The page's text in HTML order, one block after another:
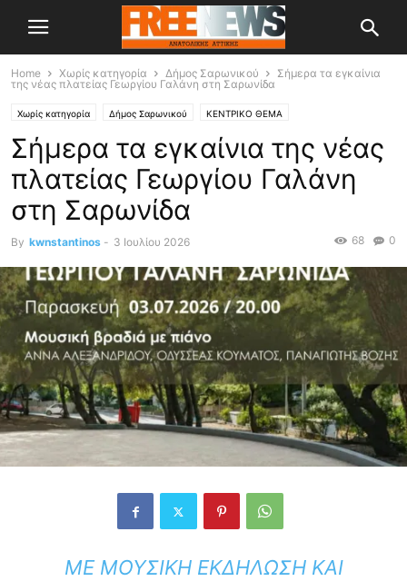
Home Χωρίς κατηγορία Δήμος Σαρωνικού
Σήμερα τα εγκαίνια
της νέας πλατείας Γεωργίου Γαλάνη στη Σαρωνίδα
Χωρίς κατηγορία Δήμος Σαρωνικού ΚΕΝΤΡΙΚΟ ΘΕΜΑ
Σήμερα τα εγκαίνια της νέας
πλατείας Γεωργίου Γαλάνη
στη Σαρωνίδα
By kwnstantinos - 3 Ιουλίου 2026 0
68
ΜΕ ΜΟΥΣΙΚΉ ΕΚΔΉΛΩΣΗ ΚΑΙ